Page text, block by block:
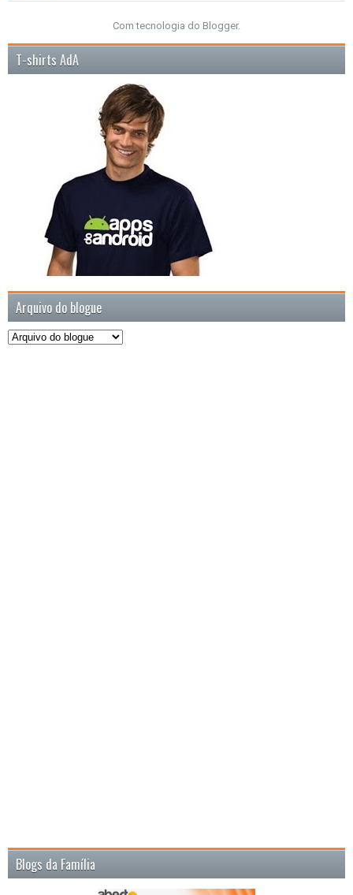
Com tecnologia do Blogger.
T-shirts AdA
Arquivo do blogue
Blogs da Família